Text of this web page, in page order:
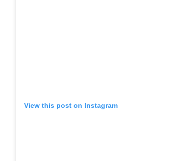
View this post on Instagram